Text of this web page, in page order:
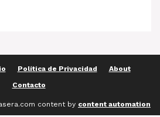
Política de Privacidad
About
Contacto
content by content automation